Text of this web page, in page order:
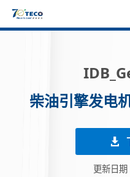
柴油引擎发电
更新日